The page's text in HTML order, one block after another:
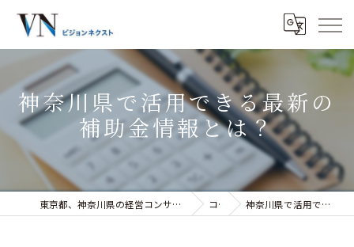
神奈川県で活用できる最新の
補助金情報とは？
東京都、神奈川県の経営コンサルティングなら株式会社ビジョンネクスト コラム 神奈川県で活用できる最新の補助金情報とは？